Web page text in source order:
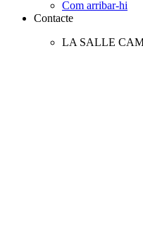
Com arribar-hi
Contacte
LA SALLE